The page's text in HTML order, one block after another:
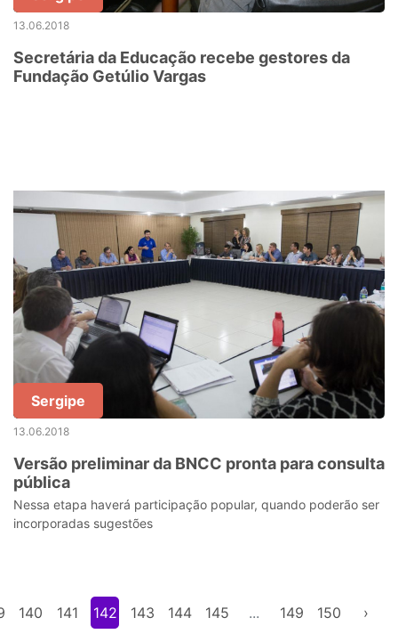
13.06.2018
Secretária da Educação recebe gestores da
Fundação Getúlio Vargas
Sergipe
13.06.2018
Versão preliminar da BNCC pronta para consulta
pública
Nessa etapa haverá participação popular, quando poderão ser
incorporadas sugestões
140 141 142 143 144 145 ... 149 150 ›